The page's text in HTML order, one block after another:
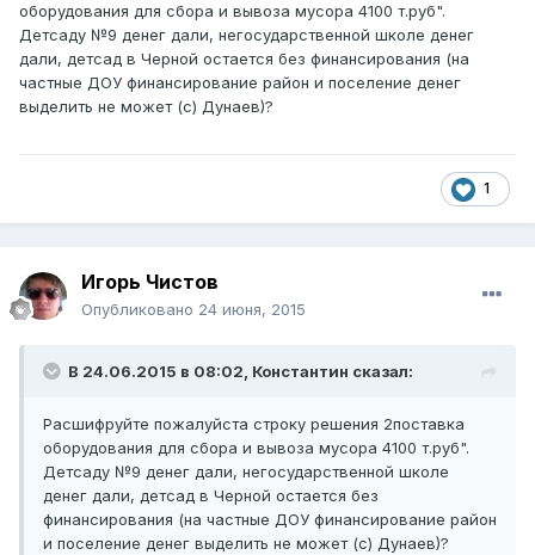
оборудования для сбора и вывоза мусора 4100 т.руб".
Детсаду №9 денег дали, негосударственной школе денег
дали, детсад в Черной остается без финансирования (на
частные ДОУ финансирование район и поселение денег
выделить не может (с) Дунаев)?
1
Игорь Чистов
Опубликовано 24 июня, 2015
В 24.06.2015 в 08:02, Константин сказал:
Расшифруйте пожалуйста строку решения 2поставка
оборудования для сбора и вывоза мусора 4100 т.руб".
Детсаду №9 денег дали, негосударственной школе
денег дали, детсад в Черной остается без
финансирования (на частные ДОУ финансирование район
и поселение денег выделить не может (с) Дунаев)?